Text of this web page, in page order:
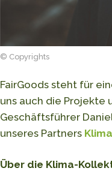
© Copyrights
FairGoods steht für
uns auch die Projekte
Geschäftsführer
unseres Partners
Über die Klima-